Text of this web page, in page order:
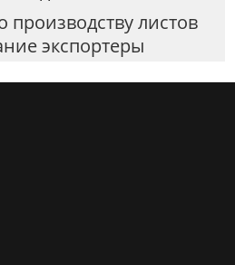
листов
экспортеры